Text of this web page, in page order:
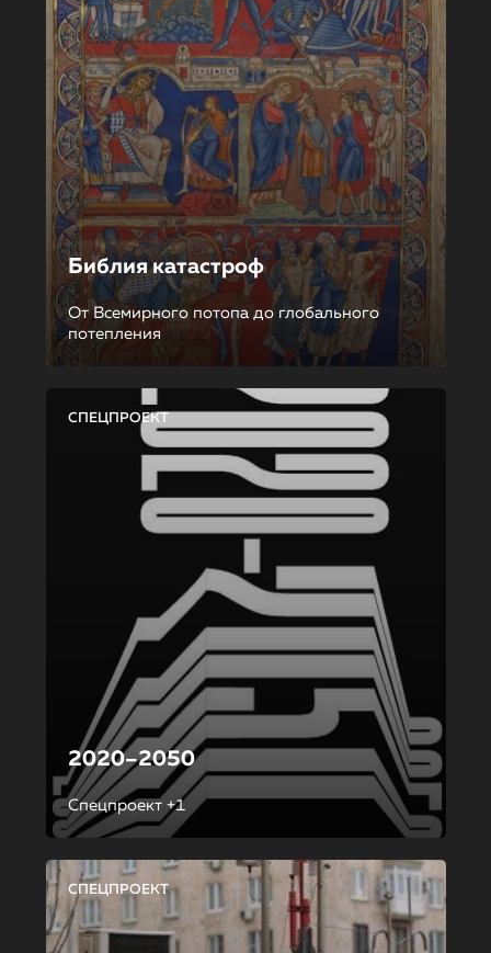
Библия катастроф
От Всемирного потопа до глобального
потепления
СПЕЦПРОЕКТ
2020–2050
Спецпроект +1
СПЕЦПРОЕКТ